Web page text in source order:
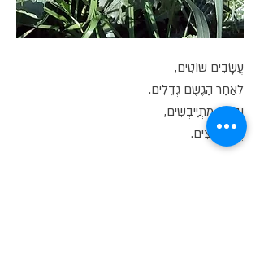
עֲשָׂבִים שׁוֹטִים,
לְאַחַר הַגֶּשֶׁם גְּדֵלִים.
וּבַקַּיִץ מִתְיַיבְּשִׁים,
וְאִם קוֹצִים.